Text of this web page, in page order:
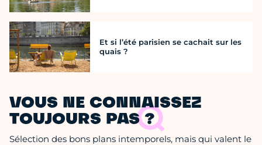
Et si l’été parisien se cachait sur les
quais ?
VOUS NE CONNAISSEZ
TOUJOURS PAS ?
Sélection des bons plans intemporels, mais qui valent le